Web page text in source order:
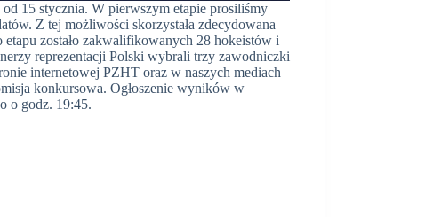
15 stycznia. W pierwszym etapie prosiliśmy
Z tej możliwości skorzystała zdecydowana
zostało zakwalifikowanych 28 hokeistów i
reprezentacji Polski wybrali trzy zawodniczki
internetowej PZHT oraz w naszych mediach
konkursowa. Ogłoszenie wyników w
o godz. 19:45.